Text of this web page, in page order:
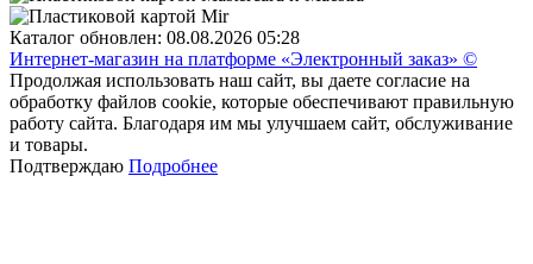
Каталог обновлен: 08.08.2026 05:28
Интернет-магазин на платформе «Электронный заказ» ©
Продолжая использовать наш сайт, вы даете согласие на
обработку файлов cookie, которые обеспечивают правильную
работу сайта. Благодаря им мы улучшаем сайт, обслуживание
и товары.
Подтверждаю Подробнее